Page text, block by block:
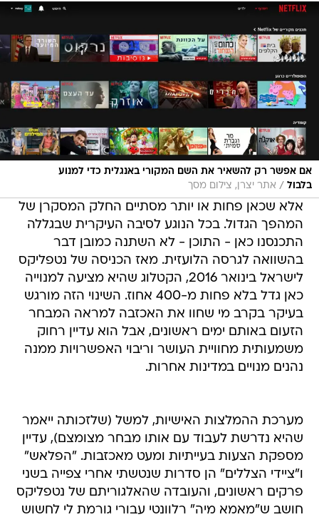
אם אפשר רק להשאיר את השם המקורי באנגלית כדי למנוע
בלבול / אתר יצרן, צילום מסך
אלא שכאן פחות או יותר מסתיים החלק המסקרן של
המהפך הגדול. בכל הנוגע לסיבה העיקרית שבגללה
התכנסנו כאן - התוכן - לא השתנה כמובן דבר
בהשוואה לגרסה הלועזית. מאז הכניסה של נטפליקס
לישראל בינואר 2016, הקטלוג שהיא מציעה למנוייה
כאן גדל בלא פחות מ-400 אחוז. השינוי הזה מורגש
בעיקר בקרב מי שחוו את האכזבה למראה המבחר
הזעום באותם ימים ראשונים, אבל הוא עדיין רחוק
משמעותית מחוויית העושר וריבוי האפשרויות ממנה
נהנים מנויים במדינות אחרות.
מערכת ההמלצות האישיות, למשל (שלזכותה ייאמר
שהיא נדרשת לעבוד עם אותו מבחר מצומצם), עדיין
מספקת הצעות בעייתיות ומעט מאכזבות. "הפלאש"
ו"ציידי הצללים" הן סדרות שנטשתי אחרי צפייה בשני
פרקים ראשונים, והעובדה שהאלגוריתם של נטפליקס
חושב ש"מאמא מיה" רלוונטי עבורי גורמת לי לחשוש